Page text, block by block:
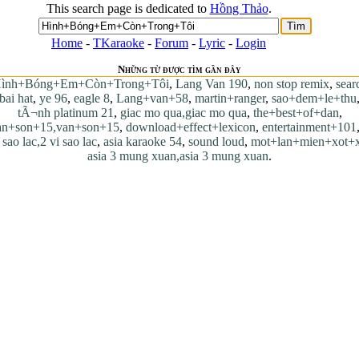
This search page is dedicated to Hồng Thảo.
Home - TKaraoke - Forum - Lyric - Login
Những từ được tìm gần đây
, Lang Van 190, non stop remix,
bai hat, ye 96, eagle 8, Lang+van+58, martin+ranger, sao+dem+le+thu,
tÃ¬nh platinum 21 , giac mo qua,giac mo qua, the+best+of+dan,
, download+effect+lexicon, entertainment+101 ,
lac,2 vi sao lac, asia karaoke 54, sound loud,
asia 3 mung xuan,asia 3 mung xuan.